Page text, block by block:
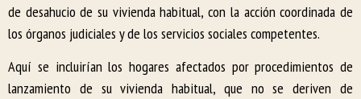
de desahucio de su vivienda habitual, con la acción coordinada de
los órganos judiciales y de los servicios sociales competentes.
Aquí se incluirían los hogares afectados por procedimientos de
lanzamiento de su vivienda habitual, que no se deriven de